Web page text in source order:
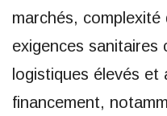
marchés, complexité
exigences sanitaires
logistiques élevés et
financement,